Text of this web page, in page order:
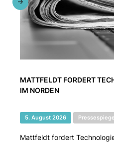
MATTFELDT FORDERT
IM NORDEN
5. August 2026
Mattfeldt fordert